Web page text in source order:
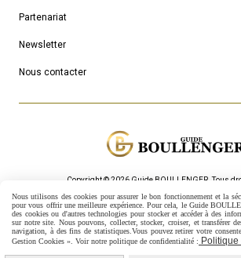
Partenariat
Newsletter
Nous contacter
Copyright © 2026 Guide BOULLENGER.Τous
Mentions Légales Politique de confidentialité
Mon Compte
Créer un site
Nous utilisons des cookies pour assurer le bon fonctionnement et la
pour vous offrir une meilleure expérience. Pour cela, le Guide
des cookies ou d'autres technologies pour stocker et accéder à des
sur notre site. Nous pouvons, collecter, stocker, croiser, et transférer
navigation, à des fins de statistiques. Vous pouvez retirer votre
Gestion Cookies ». Voir notre politique de confidentialité :